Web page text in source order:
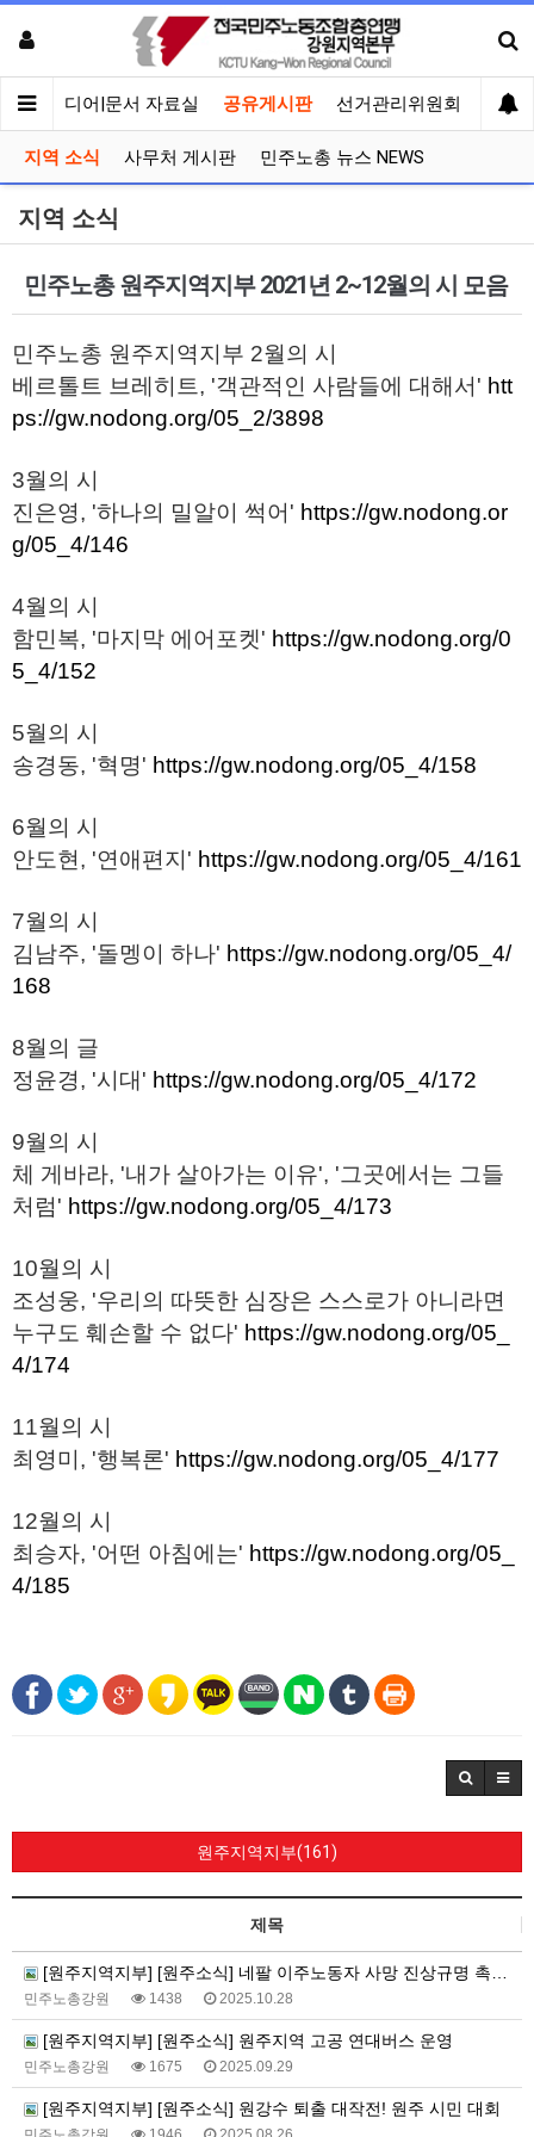
견 미디어|문서 자료실 공유게시판 선거관리위원회
지역 소식 사무처 게시판 민주노총 뉴스 NEWS
지역 소식
민주노총 원주지역지부 2021년 2~12월의 시 모음
민주노총 원주지역지부 2월의 시
베르톨트 브레히트, '객관적인 사람들에 대해서' htt
ps://gw.nodong.org/05_2/3898
3월의 시
진은영, '하나의 밀알이 썩어' https://gw.nodong.or
g/05_4/146
4월의 시
함민복, '마지막 에어포켓' https://gw.nodong.org/0
5_4/152
5월의 시
송경동, '혁명' https://gw.nodong.org/05_4/158
6월의 시
안도현, '연애편지' https://gw.nodong.org/05_4/161
7월의 시
김남주, '돌멩이 하나' https://gw.nodong.org/05_4/
168
8월의 글
정윤경, '시대' https://gw.nodong.org/05_4/172
9월의 시
체 게바라, '내가 살아가는 이유', '그곳에서는 그들
처럼' https://gw.nodong.org/05_4/173
10월의 시
조성웅, '우리의 따뜻한 심장은 스스로가 아니라면
누구도 훼손할 수 없다' https://gw.nodong.org/05_
4/174
11월의 시
최영미, '행복론' https://gw.nodong.org/05_4/177
12월의 시
최승자, '어떤 아침에는' https://gw.nodong.org/05_
4/185
원주지역지부(161)
제목
[원주지역지부] [원주소식] 네팔 이주노동자 사망 진상규명 촉구 기자회견 및 간담회
민주노총강원 1438 2025.10.28
[원주지역지부] [원주소식] 원주지역 고공 연대버스 운영
민주노총강원 1675 2025.09.29
[원주지역지부] [원주소식] 원강수 퇴출 대작전! 원주 시민 대회